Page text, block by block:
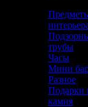
трубы
Часы
Мини
Разное
Подарки
камня